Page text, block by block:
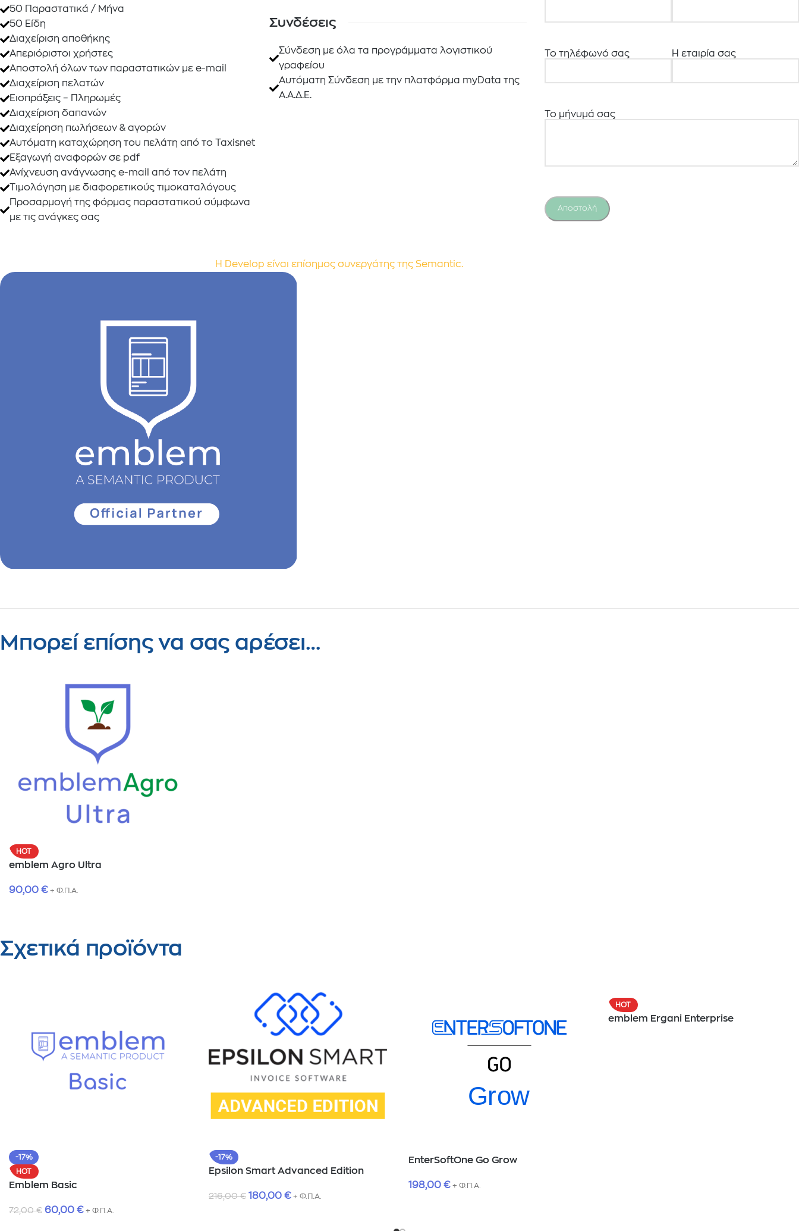
50 Παραστατικά / Μήνα
50 Είδη
Διαχείριση αποθήκης
Απεριόριστοι χρήστες
Αποστολή όλων των παραστατικών με e-mail
Διαχείριση πελατών
Εισπράξεις – Πληρωμές
Διαχείριση δαπανών
Διαχείρηση πωλήσεων & αγορών
Αυτόματη καταχώρηση του πελάτη από το Taxisnet
Εξαγωγή αναφορών σε pdf
Ανίχνευση ανάγνωσης e-mail από τον πελάτη
Τιμολόγηση με διαφορετικούς τιμοκαταλόγους
Προσαρμογή της φόρμας παραστατικού σύμφωνα
με τις ανάγκες σας
Συνδέσεις
Σύνδεση με όλα τα προγράμματα λογιστικού
γραφείου
Αυτόματη Σύνδεση με την πλατφόρμα myData της
Α.Α.Δ.Ε.
Το τηλέφωνό σας Η εταιρία σας
Το μήνυμά σας
Η Develop είναι επίσημος συνεργάτης της Semantic.
Μπορεί επίσης να σας αρέσει…
HOT
emblem Agro Ultra
90,00 € + Φ.Π.Α.
Σχετικά προϊόντα
-17%
HOT
Emblem Basic
72,00€ 60,00 € + Φ.Π.Α.
-17%
Epsilon Smart Advanced Edition
216,00€ 180,00 € + Φ.Π.Α.
EnterSoftOne Go Grow
198,00 € + Φ.Π.Α.
HOT
emblem Ergani Enterprise